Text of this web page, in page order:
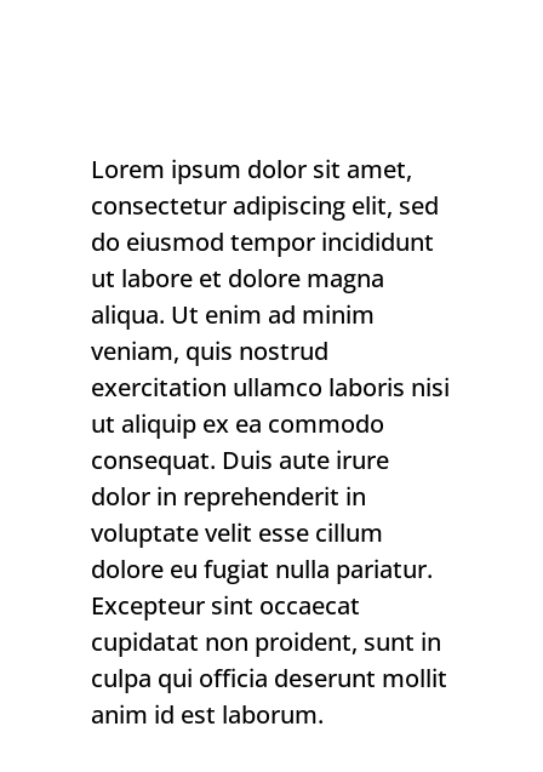
Lorem ipsum dolor sit amet,
consectetur adipiscing elit, sed
do eiusmod tempor incididunt
ut labore et dolore magna
aliqua. Ut enim ad minim
veniam, quis nostrud
exercitation ullamco laboris nisi
ut aliquip ex ea commodo
consequat. Duis aute irure
dolor in reprehenderit in
voluptate velit esse cillum
dolore eu fugiat nulla pariatur.
Excepteur sint occaecat
cupidatat non proident, sunt in
culpa qui officia deserunt mollit
anim id est laborum.